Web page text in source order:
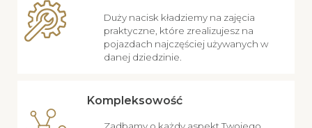
Duży nacisk kładziemy na zajęcia
praktyczne, które zrealizujesz na
pojazdach najczęściej używanych w
danej dziedzinie.
Kompleksowość